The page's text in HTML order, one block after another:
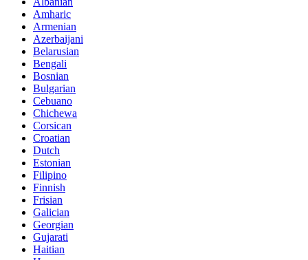
Amharic
Armenian
Azerbaijani
Belarusian
Bengali
Bosnian
Bulgarian
Cebuano
Chichewa
Corsican
Croatian
Dutch
Estonian
Filipino
Finnish
Frisian
Galician
Georgian
Gujarati
Haitian